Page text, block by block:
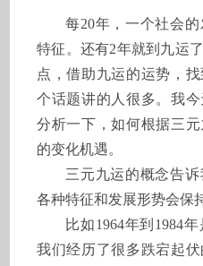
每20年，一个社会
特征。还有2年就到九运
点，借助九运的运势，
个话题讲的人很多。我
分析一下，如何根据三
的变化机遇。
三元九运的概念告
各种特征和发展形势会保
比如1964年到1984
我们经历了很多跌宕起